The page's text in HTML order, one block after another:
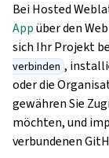
Bei Hosted
Appüber den
sich Ihr Projekt
verbinden ,
oder die
gewähren Sie
möchten, und
verbundenen